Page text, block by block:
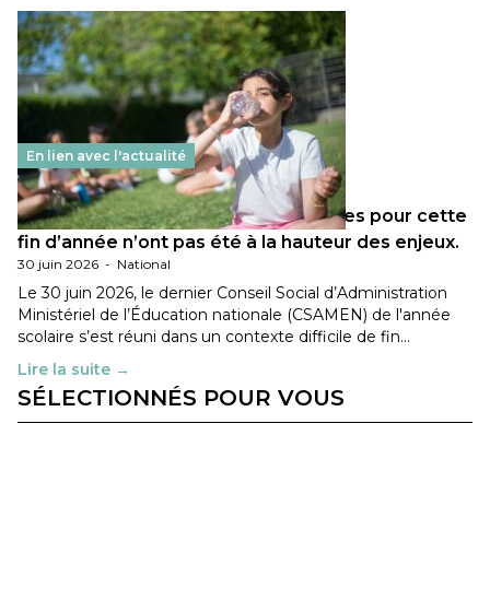
En lien avec l'actualité
Les décisions ministérielles attendues pour cette
fin d’année n’ont pas été à la hauteur des enjeux.
30 juin 2026 - National
Le 30 juin 2026, le dernier Conseil Social d’Administration
Ministériel de l’Éducation nationale (CSAMEN) de l'année
scolaire s’est réuni dans un contexte difficile de fin…
Lire la suite →
SÉLECTIONNÉS POUR VOUS